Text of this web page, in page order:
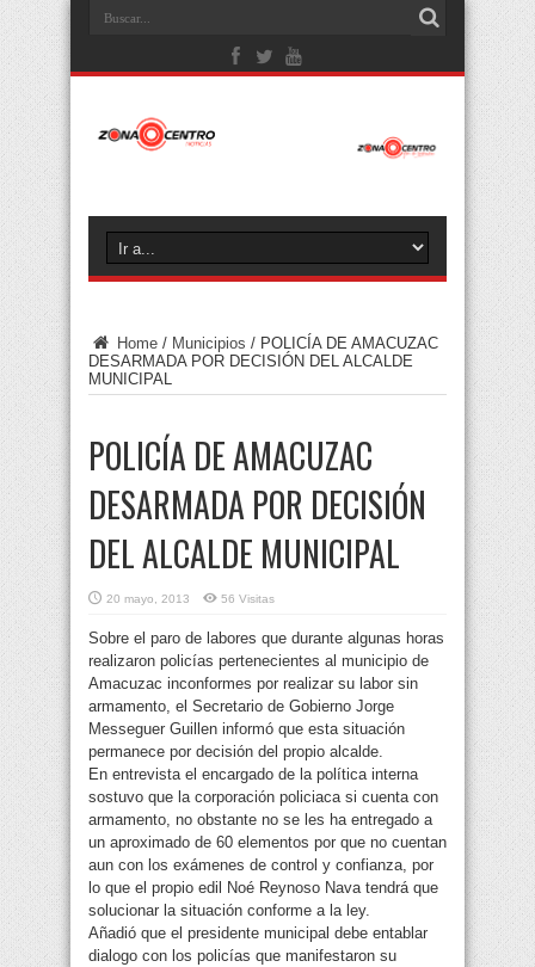
Home / Municipios / POLICÍA DE AMACUZAC
DESARMADA POR DECISIÓN DEL ALCALDE
MUNICIPAL
POLICÍA DE AMACUZAC
DESARMADA POR DECISIÓN
DEL ALCALDE MUNICIPAL
20 mayo, 2013 56 Visitas
Sobre el paro de labores que durante algunas horas
realizaron policías pertenecientes al municipio de
Amacuzac inconformes por realizar su labor sin
armamento, el Secretario de Gobierno Jorge
Messeguer Guillen informó que esta situación
permanece por decisión del propio alcalde.
En entrevista el encargado de la política interna
sostuvo que la corporación policiaca si cuenta con
armamento, no obstante no se les ha entregado a
un aproximado de 60 elementos por que no cuentan
aun con los exámenes de control y confianza, por
lo que el propio edil Noé Reynoso Nava tendrá que
solucionar la situación conforme a la ley.
Añadió que el presidente municipal debe entablar
dialogo con los policías que manifestaron su